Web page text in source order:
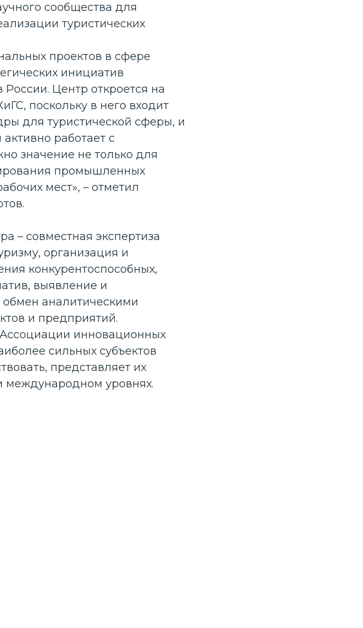
сообщества для
туристических
проектов в сфере
инициатив
Центр откроется на
поскольку в него входит
для туристической сферы, и
работает с
значение не только для
промышленных
мест», – отметил
– совместная экспертиза
организация и
конкурентоспособных,
выявление и
аналитическими
и предприятий.
инновационных
сильных субъектов
представляет их
уровнях.